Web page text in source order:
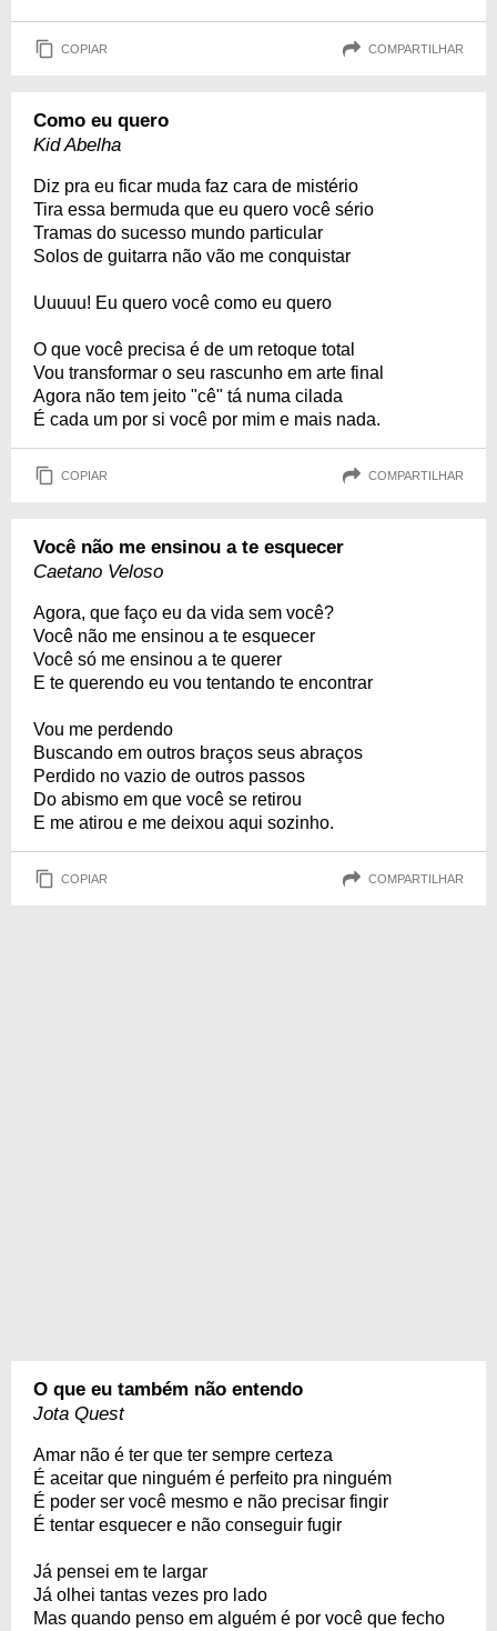
COPIAR COMPARTILHAR
Como eu quero
Kid Abelha
Diz pra eu ficar muda faz cara de mistério
Tira essa bermuda que eu quero você sério
Tramas do sucesso mundo particular
Solos de guitarra não vão me conquistar
Uuuuu! Eu quero você como eu quero
O que você precisa é de um retoque total
Vou transformar o seu rascunho em arte final
Agora não tem jeito "cê" tá numa cilada
É cada um por si você por mim e mais nada.
COPIAR COMPARTILHAR
Você não me ensinou a te esquecer
Caetano Veloso
Agora, que faço eu da vida sem você?
Você não me ensinou a te esquecer
Você só me ensinou a te querer
E te querendo eu vou tentando te encontrar
Vou me perdendo
Buscando em outros braços seus abraços
Perdido no vazio de outros passos
Do abismo em que você se retirou
E me atirou e me deixou aqui sozinho.
COPIAR COMPARTILHAR
O que eu também não entendo
Jota Quest
Amar não é ter que ter sempre certeza
É aceitar que ninguém é perfeito pra ninguém
É poder ser você mesmo e não precisar fingir
É tentar esquecer e não conseguir fugir
Já pensei em te largar
Já olhei tantas vezes pro lado
Mas quando penso em alguém é por você que fecho